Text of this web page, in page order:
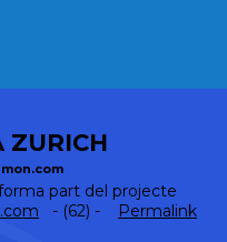
ZURICH
part del projecte
- (62) -
Permalink